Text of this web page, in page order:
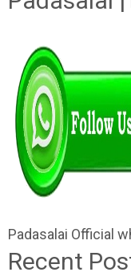
Padasalai Official
Recent